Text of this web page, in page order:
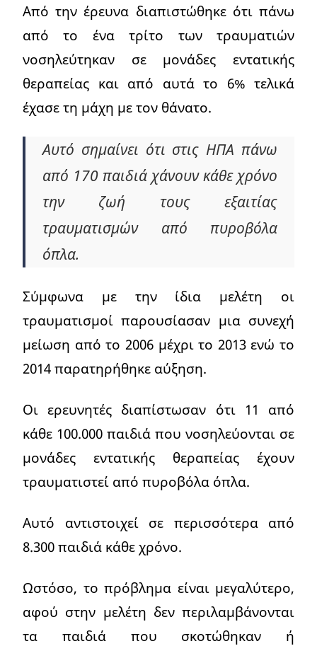
Από την έρευνα διαπιστώθηκε ότι πάνω
από το ένα τρίτο των τραυματιών
νοσηλεύτηκαν σε μονάδες εντατικής
θεραπείας και από αυτά το 6% τελικά
έχασε τη μάχη με τον θάνατο.
Αυτό σημαίνει ότι στις ΗΠΑ πάνω
από 170 παιδιά χάνουν κάθε χρόνο
την ζωή τους εξαιτίας
τραυματισμών από πυροβόλα
όπλα.
Σύμφωνα με την ίδια μελέτη οι
τραυματισμοί παρουσίασαν μια συνεχή
μείωση από το 2006 μέχρι το 2013 ενώ το
2014 παρατηρήθηκε αύξηση.
Οι ερευνητές διαπίστωσαν ότι 11 από
κάθε 100.000 παιδιά που νοσηλεύονται σε
μονάδες εντατικής θεραπείας έχουν
τραυματιστεί από πυροβόλα όπλα.
Αυτό αντιστοιχεί σε περισσότερα από
8.300 παιδιά κάθε χρόνο.
Ωστόσο, το πρόβλημα είναι μεγαλύτερο,
αφού στην μελέτη δεν περιλαμβάνονται
τα παιδιά που σκοτώθηκαν ή